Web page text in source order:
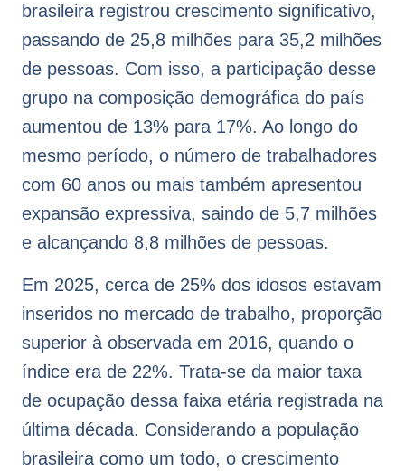
brasileira registrou crescimento significativo,
passando de 25,8 milhões para 35,2 milhões
de pessoas. Com isso, a participação desse
grupo na composição demográfica do país
aumentou de 13% para 17%. Ao longo do
mesmo período, o número de trabalhadores
com 60 anos ou mais também apresentou
expansão expressiva, saindo de 5,7 milhões
e alcançando 8,8 milhões de pessoas.
Em 2025, cerca de 25% dos idosos estavam
inseridos no mercado de trabalho, proporção
superior à observada em 2016, quando o
índice era de 22%. Trata-se da maior taxa
de ocupação dessa faixa etária registrada na
última década. Considerando a população
brasileira como um todo, o crescimento